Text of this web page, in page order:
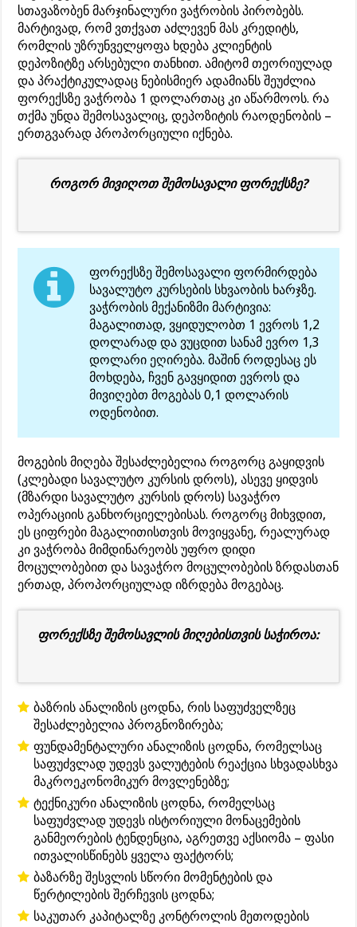
სთავაზობენ მარჯინალური ვაჭრობის პირობებს.
მარტივად, რომ ვთქვათ აძლევენ მას კრედიტს,
რომლის უზრუნველყოფა ხდება კლიენტის
დეპოზიტზე არსებული თანხით. ამიტომ თეორიულად
და პრაქტიკულადაც ნებისმიერ ადამიანს შეუძლია
ფორექსზე ვაჭრობა 1 დოლართაც კი აწარმოოს. რა
თქმა უნდა შემოსავალიც, დეპოზიტის რაოდენობის –
ერთგვარად პროპორციული იქნება.
როგორ მივიღოთ შემოსავალი ფორექსზე?
ფორექსზე შემოსავალი ფორმირდება
სავალუტო კურსების სხვაობის ხარჯზე.
ვაჭრობის მექანიზმი მარტივია:
მაგალითად, ვყიდულობთ 1 ევროს 1,2
დოლარად და ვუცდით სანამ ევრო 1,3
დოლარი ეღირება. მაშინ როდესაც ეს
მოხდება, ჩვენ გავყიდით ევროს და
მივიღებთ მოგებას 0,1 დოლარის
ოდენობით.
მოგების მიღება შესაძლებელია როგორც გაყიდვის
(კლებადი სავალუტო კურსის დროს), ასევე ყიდვის
(მზარდი სავალუტო კურსის დროს) სავაჭრო
ოპერაციის განხორციელებისას. როგორც მიხვდით,
ეს ციფრები მაგალითისთვის მოვიყვანე, რეალურად
კი ვაჭრობა მიმდინარეობს უფრო დიდი
მოცულობებით და სავაჭრო მოცულობების ზრდასთან
ერთად, პროპორციულად იზრდება მოგებაც.
ფორექსზე შემოსავლის მიღებისთვის საჭიროა:
ბაზრის ანალიზის ცოდნა, რის საფუძველზეც
შესაძლებელია პროგნოზირება;
ფუნდამენტალური ანალიზის ცოდნა, რომელსაც
საფუძვლად უდევს ვალუტების რეაქცია სხვადასხვა
მაკროეკონომიკურ მოვლენებზე;
ტექნიკური ანალიზის ცოდნა, რომელსაც
საფუძვლად უდევს ისტორიული მონაცემების
განმეორების ტენდენცია, აგრეთვე აქსიომა – ფასი
ითვალისწინებს ყველა ფაქტორს;
ბაზარზე შესვლის სწორი მომენტების და
წერტილების შერჩევის ცოდნა;
საკუთარ კაპიტალზე კონტროლის მეთოდების